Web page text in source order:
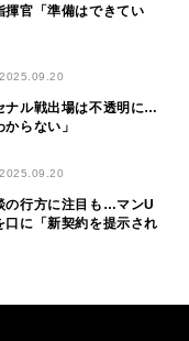
官「準備はできてい
2025.09.20
ナル戦出場は不透明に…
らない」
2025.09.20
の行方に注目も…マンU
口に「新契約を提示され